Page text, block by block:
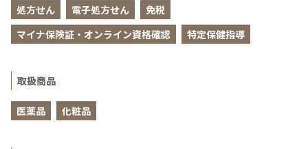
処方せん 電子処方せん
免税
マイナ保険証・オンライン資格確認
特定保健指導
取扱商品
医薬品 化粧品